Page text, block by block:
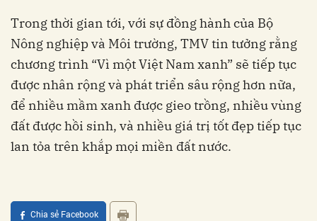
Trong thời gian tới, với sự đồng hành của Bộ
Nông nghiệp và Môi trường, TMV tin tưởng rằng
chương trình “Vì một Việt Nam xanh” sẽ tiếp tục
được nhân rộng và phát triển sâu rộng hơn nữa,
để nhiều mầm xanh được gieo trồng, nhiều vùng
đất được hồi sinh, và nhiều giá trị tốt đẹp tiếp tục
lan tỏa trên khắp mọi miền đất nước.
Chia sẻ Facebook